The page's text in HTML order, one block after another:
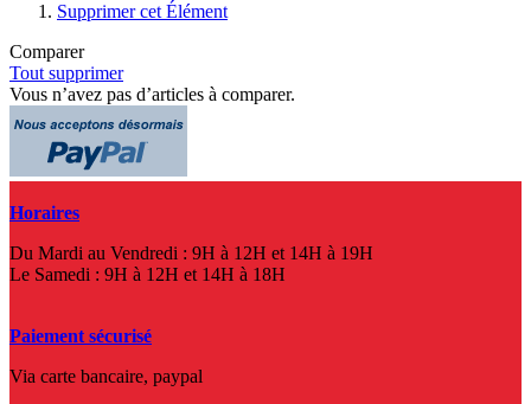
Supprimer cet Élément
Comparer
Tout supprimer
Vous n’avez pas d’articles à comparer.
Horaires
Du Mardi au Vendredi : 9H à 12H et 14H à 19H
Le Samedi : 9H à 12H et 14H à 18H
Paiement sécurisé
Via carte bancaire, paypal